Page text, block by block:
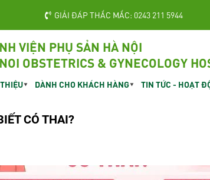
GIẢI ĐÁP THẮC MẮC: 0243 211 5944
VIỆN PHỤ SẢN HÀ NỘI
OBSTETRICS & GYNECOLOGY
DÀNH CHO KHÁCH HÀNG TIN TỨC - HOẠT
CÓ THAI?